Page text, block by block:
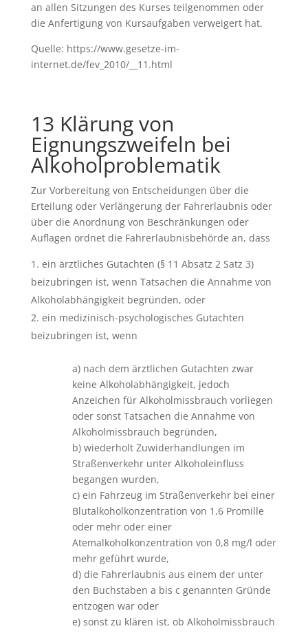
an allen Sitzungen des Kurses teilgenommen oder
die Anfertigung von Kursaufgaben verweigert hat.
Quelle: https://www.gesetze-im-
internet.de/fev_2010/__11.html
13 Klärung von
Eignungszweifeln bei
Alkoholproblematik
Zur Vorbereitung von Entscheidungen über die
Erteilung oder Verlängerung der Fahrerlaubnis oder
über die Anordnung von Beschränkungen oder
Auflagen ordnet die Fahrerlaubnisbehörde an, dass
ein ärztliches Gutachten (§ 11 Absatz 2 Satz 3)
beizubringen ist, wenn Tatsachen die Annahme von
Alkoholabhängigkeit begründen, oder
ein medizinisch-psychologisches Gutachten
beizubringen ist, wenn
a) nach dem ärztlichen Gutachten zwar
keine Alkoholabhängigkeit, jedoch
Anzeichen für Alkoholmissbrauch vorliegen
oder sonst Tatsachen die Annahme von
Alkoholmissbrauch begründen,
b) wiederholt Zuwiderhandlungen im
Straßenverkehr unter Alkoholeinfluss
begangen wurden,
c) ein Fahrzeug im Straßenverkehr bei einer
Blutalkoholkonzentration von 1,6 Promille
oder mehr oder einer
Atemalkoholkonzentration von 0,8 mg/l oder
mehr geführt wurde,
d) die Fahrerlaubnis aus einem der unter
den Buchstaben a bis c genannten Gründe
entzogen war oder
e) sonst zu klären ist, ob Alkoholmissbrauch